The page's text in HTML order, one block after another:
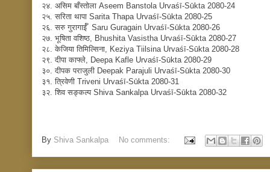
२४. असिम बाँस्तोला Aseem Banstola Urvaśī-Sūkta 2080-24
२५. सरिता थापा Sarita Thapa Urvaśī-Sūkta 2080-25
२६. सरु गुरागाईँ Saru Guragain Urvaśī-Sūkta 2080-26
२७. भूषिता वशिष्ठ , Bhushita Vasistha Urvaśī-Sūkta 2080-27
२८. केजिया तिमिल्सिना , Keziya Tiilsina Urvaśī-Sūkta 2080-28
२९. दीपा काफ्ले , Deepa Kafle Urvaśī-Sūkta 2080-29
३०. दीपक पराजुली Deepak Parajuli Urvaśī-Sūkta 2080-30
३१. त्रिवेणी Triveni Urvaśī-Sūkta 2080-31
३२. शिव सङ्कल्प Shiva Sankalpa Urvaśī-Sūkta 2080-32
By Shiva Sankalpa No comments: